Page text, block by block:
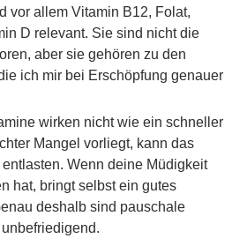
vor allem Vitamin B12, Folat,
D relevant. Sie sind nicht die
aber sie gehören zu den
ich mir bei Erschöpfung genauer
wirken nicht wie ein schneller
Mangel vorliegt, kann das
Wenn deine Müdigkeit
hat, bringt selbst ein gutes
deshalb sind pauschale